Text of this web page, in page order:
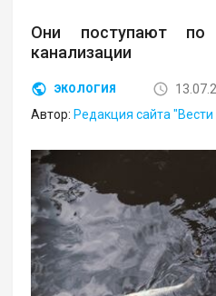
Они поступают по
канализации
ЭКОЛОГИЯ
Автор: Редакция сайта